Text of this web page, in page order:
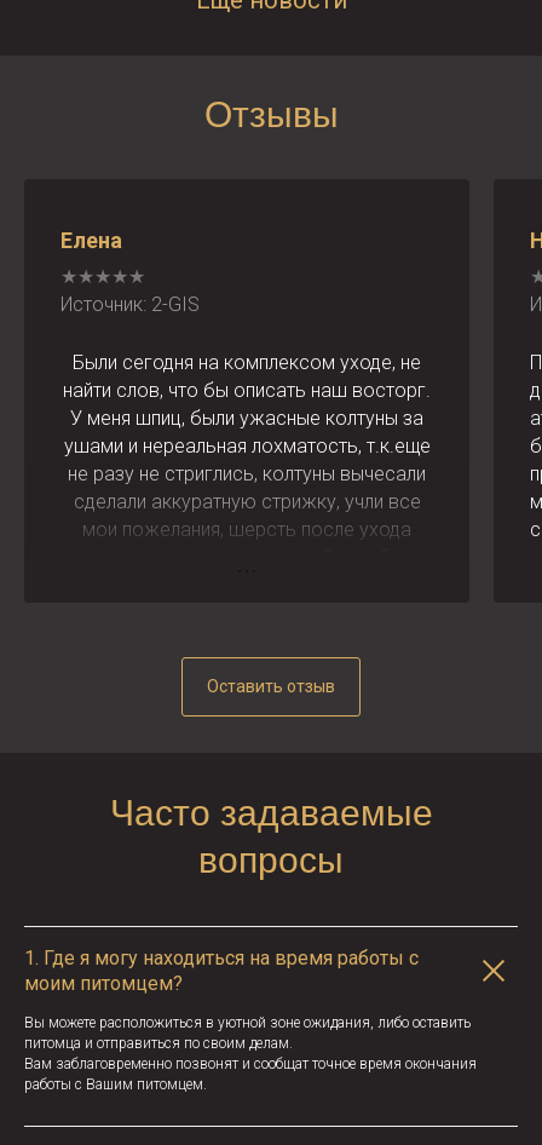
Отзывы
Елена
★★★★★
Источник: 2-GIS
Были сегодня на комплексом уходе, не
найти слов, что бы описать наш восторг.
У меня шпиц, были ужасные колтуны за
ушами и нереальная лохматость, т.к.еще
не разу не стриглись, колтуны вычесали
сделали аккуратную стрижку, учли все
мои пожелания, шерсть после ухода
пошла на контакт. Безумно довольны,
что нашли своего мастера и салон) что
не мало важно без рекомендаций по
Оставить отзыв
Часто задаваемые
вопросы
1. Где я могу находиться на время работы с
моим питомцем?
Вы можете расположиться в уютной зоне ожидания, либо оставить
питомца и отправиться по своим делам.
Вам заблаговременно позвонят и сообщат точное время окончания
работы с Вашим питомцем.